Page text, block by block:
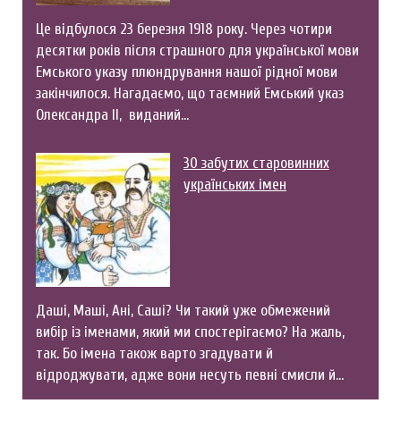
Це відбулося 23 березня 1918 року. Через чотири
десятки років після страшного для української мови
Емського указу плюндрування нашої рідної мови
закінчилося. Нагадаємо, що таємний Емський указ
Олександра II, виданий…
30 забутих старовинних
українських імен
Даші, Маші, Ані, Саші? Чи такий уже обмежений
вибір із іменами, який ми спостерігаємо? На жаль,
так. Бо імена також варто згадувати й
відроджувати, адже вони несуть певні смисли й…